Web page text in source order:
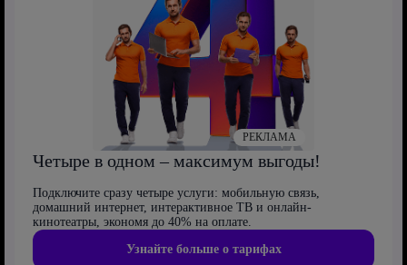
Четыре в одном – максимум выгоды!
Подключите сразу четыре услуги: мобильную связь,
домашний интернет, интерактивное ТВ и онлайн-
кинотеатры, экономя до 40% на оплате.
Узнайте больше о тарифах
РЕКЛАМА